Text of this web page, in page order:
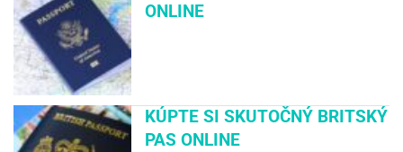
ONLINE
KÚPTE SI SKUTOČNÝ BRITSKÝ
PAS ONLINE